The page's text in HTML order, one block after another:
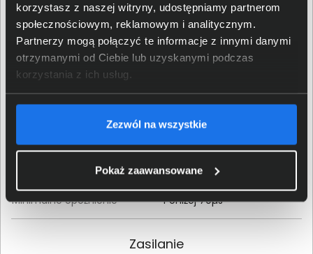
korzystasz z naszej witryny, udostępniamy partnerom
społecznościowym, reklamowym i analitycznym.
Partnerzy mogą połączyć te informacje z innymi danymi
otrzymanymi od Ciebie lub uzyskanymi podczas
korzystania z ich usług.
Zezwól na wszystkie
Pokaż zaawansowane
Obsługiwane interfejsy
Fibre Channel 16Gb/s, iSCSI
10Gb/s, iSCSI 25Gb/s, SAS
12Gb/s
Wydajność
12 GB/s
Maksymalna ilość IOPs
Minimalne opóźnienie Poniżej 70µs
Zasilanie